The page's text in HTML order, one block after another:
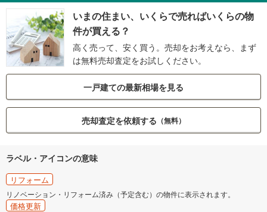
いまの住まい、いくらで売ればいくらの物
件が買える？
高く売って、安く買う。売却をお考えなら、まず
は無料売却査定をお試しください。
一戸建ての最新相場を見る
売却査定を依頼する （無料）
ラベル・アイコンの意味
リフォーム
リノベーション・リフォーム済み（予定含む）の物件に表示されます。
価格更新